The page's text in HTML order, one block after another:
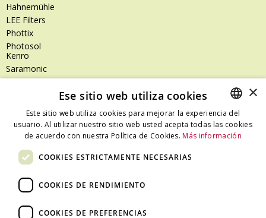
Hahnemühle
LEE Filters
Phottix
Photosol
Kenro
Saramonic
Shimoda
SanDisk Professional
Tenba
Zeiss
Dónde estamos
SPANISH
×
Ese sitio web utiliza cookies
Este sitio web utiliza cookies para mejorar la experiencia del
usuario. Al utilizar nuestro sitio web usted acepta todas las cookies
de acuerdo con nuestra Política de Cookies. Más información
COOKIES ESTRICTAMENTE NECESARIAS
COOKIES DE RENDIMIENTO
COOKIES DE PREFERENCIAS